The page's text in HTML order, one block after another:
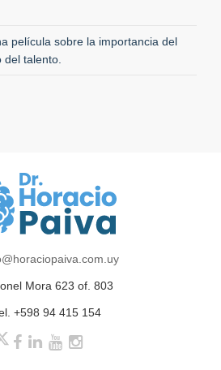
película sobre la importancia del
talento.
Mora 623 of. 803
+598 94 415 154